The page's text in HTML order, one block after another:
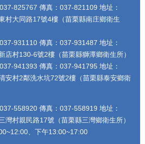
825767 傳真：037-821109 地址：
村大同路17號4樓（苗栗縣南庄鄉衛生
931110 傳真：037-931487 地址：
店村130-6號2樓（苗栗縣獅潭鄉衛生所）
941393 傳真：037-941795 地址：
安村2鄰洗水坑72號2樓（苗栗縣泰安鄉衛
558920 傳真：037-558919 地址：
灣村親民路17號（苗栗縣三灣鄉衛生所）
、下午13:00~17:00